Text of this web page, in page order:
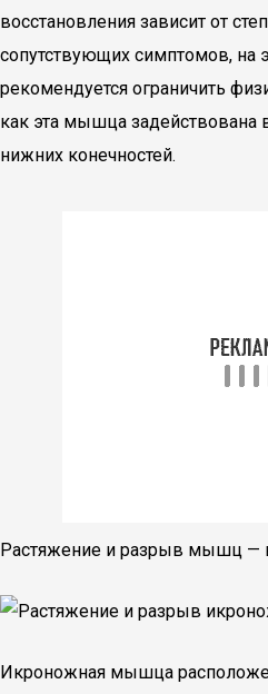
восстановления зависит от
сопутствующих симптомов, на
рекомендуется ограничить
как эта мышца задействована
нижних конечностей.
Растяжение и разрыв мышц —
Икроножная мышца